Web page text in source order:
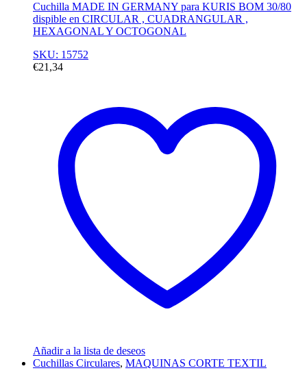
Cuchilla MADE IN GERMANY para KURIS BOM 30/80
dispible en CIRCULAR , CUADRANGULAR ,
HEXAGONAL Y OCTOGONAL
SKU: 15752
€21,34
Añadir a la lista de deseos
Cuchillas Circulares, MAQUINAS CORTE TEXTIL